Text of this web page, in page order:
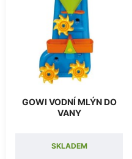
GOWI VODNÍ MLÝN DO
VANY
SKLADEM